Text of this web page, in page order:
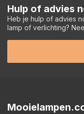
Hulp of advies
Heb je hulp of advies
lamp of verlichting?